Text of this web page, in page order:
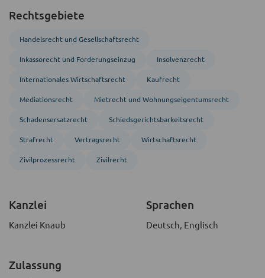
Rechtsgebiete
Handels­recht und Gesellschafts­recht
Inkasso­recht und Forderungs­einzug Insolvenzrecht
Inter­nationales Wirtschafts­recht Kaufrecht
Mediations­recht Mietrecht und Wohnungs­eigentumsrecht
Schadensersatzrecht Schiedsgerichts­barkeitsrecht
Strafrecht Vertragsrecht Wirtschaftsrecht
Zivil­prozess­recht Zivil­recht
Kanzlei
Kanzlei Knaub
Sprachen
Deutsch, Englisch
Zulassung